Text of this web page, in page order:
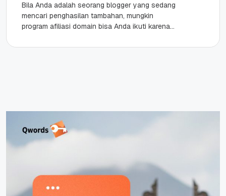
Bila Anda adalah seorang blogger yang sedang
mencari penghasilan tambahan, mungkin
program afiliasi domain bisa Anda ikuti karena
afiliasi sendiri...